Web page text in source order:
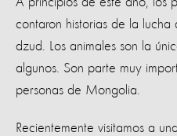
contaron historias de la lucha
dzud. Los animales son la
algunos. Son parte muy
personas de Mongolia.
Recientemente visitamos a